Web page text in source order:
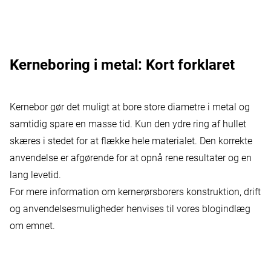
Kerneboring i metal: Kort forklaret
Kernebor gør det muligt at bore store diametre i metal og
samtidig spare en masse tid. Kun den ydre ring af hullet
skæres i stedet for at flække hele materialet. Den korrekte
anvendelse er afgørende for at opnå rene resultater og en
lang levetid.
For mere information om kernerørsborers konstruktion, drift
og anvendelsesmuligheder henvises til vores blogindlæg
om emnet.